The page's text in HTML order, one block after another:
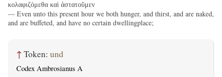
κολαφιζόμεθα καὶ ἀστατοῦμεν
— Even unto this present hour we both hunger, and thirst, and are naked,
and are buffeted, and have no certain dwellingplace;
↑ Token: und
Codex Ambrosianus A